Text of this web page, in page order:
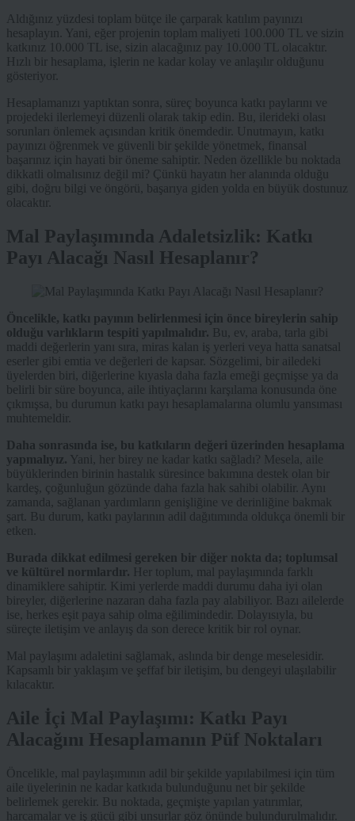
Aldığınız yüzdesi toplam bütçe ile çarparak katılım payınızı
hesaplayın. Yani, eğer projenin toplam maliyeti 100.000 TL ve sizin
katkınız 10.000 TL ise, sizin alacağınız pay 10.000 TL olacaktır.
Hızlı bir hesaplama, işlerin ne kadar kolay ve anlaşılır olduğunu
gösteriyor.
Hesaplamanızı yaptıktan sonra, süreç boyunca katkı paylarını ve
projedeki ilerlemeyi düzenli olarak takip edin. Bu, ilerideki olası
sorunları önlemek açısından kritik önemdedir. Unutmayın, katkı
payınızı öğrenmek ve güvenli bir şekilde yönetmek, finansal
başarınız için hayati bir öneme sahiptir. Neden özellikle bu noktada
dikkatli olmalısınız değil mi? Çünkü hayatın her alanında olduğu
gibi, doğru bilgi ve öngörü, başarıya giden yolda en büyük dostunuz
olacaktır.
Mal Paylaşımında Adaletsizlik: Katkı
Payı Alacağı Nasıl Hesaplanır?
Öncelikle, katkı payının belirlenmesi için önce bireylerin sahip
olduğu varlıkların tespiti yapılmalıdır. Bu, ev, araba, tarla gibi
maddi değerlerin yanı sıra, miras kalan iş yerleri veya hatta sanatsal
eserler gibi emtia ve değerleri de kapsar. Sözgelimi, bir ailedeki
üyelerden biri, diğerlerine kıyasla daha fazla emeği geçmişse ya da
belirli bir süre boyunca, aile ihtiyaçlarını karşılama konusunda öne
çıkmışsa, bu durumun katkı payı hesaplamalarına olumlu yansıması
muhtemeldir.
Daha sonrasında ise, bu katkıların değeri üzerinden hesaplama
yapmalıyız. Yani, her birey ne kadar katkı sağladı? Mesela, aile
büyüklerinden birinin hastalık süresince bakımına destek olan bir
kardeş, çoğunluğun gözünde daha fazla hak sahibi olabilir. Aynı
zamanda, sağlanan yardımların genişliğine ve derinliğine bakmak
şart. Bu durum, katkı paylarının adil dağıtımında oldukça önemli bir
etken.
Burada dikkat edilmesi gereken bir diğer nokta da; toplumsal
ve kültürel normlardır. Her toplum, mal paylaşımında farklı
dinamiklere sahiptir. Kimi yerlerde maddi durumu daha iyi olan
bireyler, diğerlerine nazaran daha fazla pay alabiliyor. Bazı ailelerde
ise, herkes eşit paya sahip olma eğilimindedir. Dolayısıyla, bu
süreçte iletişim ve anlayış da son derece kritik bir rol oynar.
Mal paylaşımı adaletini sağlamak, aslında bir denge meselesidir.
Kapsamlı bir yaklaşım ve şeffaf bir iletişim, bu dengeyi ulaşılabilir
kılacaktır.
Aile İçi Mal Paylaşımı: Katkı Payı
Alacağını Hesaplamanın Püf Noktaları
Öncelikle, mal paylaşımının adil bir şekilde yapılabilmesi için tüm
aile üyelerinin ne kadar katkıda bulunduğunu net bir şekilde
belirlemek gerekir. Bu noktada, geçmişte yapılan yatırımlar,
harcamalar ve iş gücü gibi unsurlar göz önünde bulundurulmalıdır.